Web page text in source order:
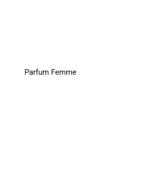
Parfum Femme